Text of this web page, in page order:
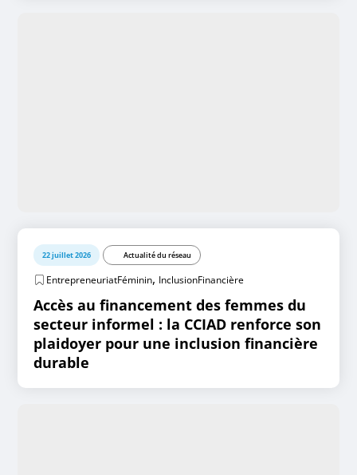
22 juillet 2026 Actualité du réseau
EntrepreneuriatFéminin, InclusionFinancière
Accès au financement des femmes du
secteur informel : la CCIAD renforce son
plaidoyer pour une inclusion financière
durable